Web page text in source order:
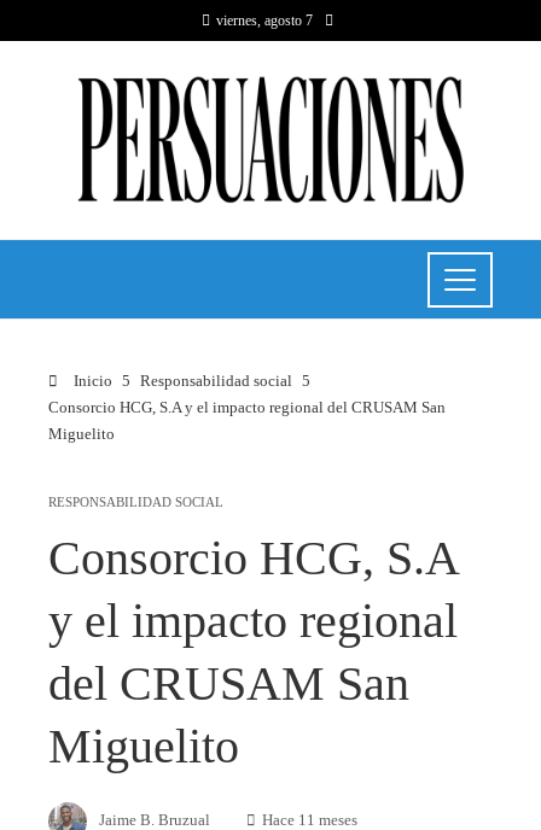
viernes, agosto 7
Inicio
Responsabilidad social
Consorcio HCG, S.A y el impacto regional del CRUSAM San
Miguelito
RESPONSABILIDAD SOCIAL
Consorcio HCG, S.A
y el impacto regional
del CRUSAM San
Miguelito
Jaime B. Bruzual Hace 11 meses